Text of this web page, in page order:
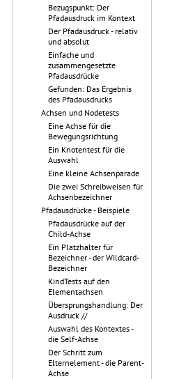
Bezugspunkt: Der
Pfadausdruck im Kontext
Der Pfadausdruck - relativ
und absolut
Einfache und
zusammengesetzte
Pfadausdrücke
Gefunden: Das Ergebnis
des Pfadausdrucks
Achsen und Nodetests
Eine Achse für die
Bewegungsrichtung
Ein Knotentest für die
Auswahl
Eine kleine Achsenparade
Die zwei Schreibweisen für
Achsenbezeichner
Pfadausdrücke - Beispiele
Pfadausdrücke auf der
Child-Achse
Ein Platzhalter für
Bezeichner - der Wildcard-
Bezeichner
KindTests auf den
Elementachsen
Übersprungshandlung: Der
Ausdruck //
Auswahl des Kontextes -
die Self-Achse
Der Schritt zum
Elternelement - die Parent-
Achse